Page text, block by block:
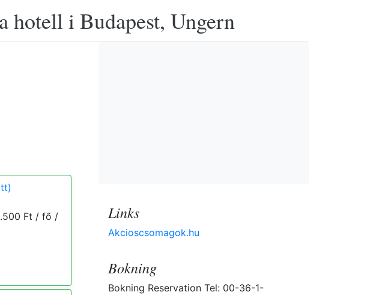
i Budapest, Ungern
Ft / fő /
Links
Akcioscsomagok.hu
Bokning
Bokning Reservation Tel: 00-36-1-